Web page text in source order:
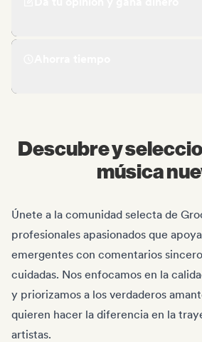
Descubre y
música
Únete a la comunidad selecta de
profesionales apasionados que
emergentes con comentarios
cuidadas. Nos enfocamos en la
y priorizamos a los verdaderos
quieren hacer la diferencia en la
artistas.